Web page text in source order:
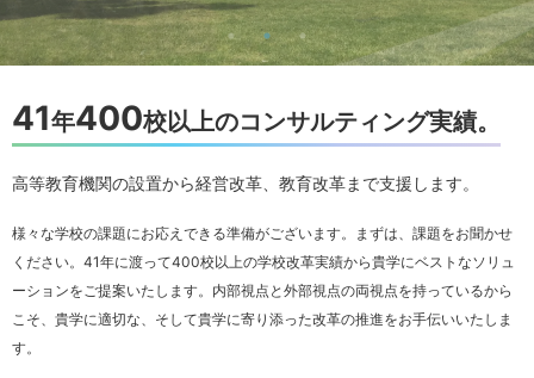
41年400校以上のコンサルティング実績。
高等教育機関の設置から経営改革、教育改革まで支援します。
様々な学校の課題にお応えできる準備がございます。まずは、課題をお聞かせ
ください。41年に渡って400校以上の学校改革実績から貴学にベストなソリュ
ーションをご提案いたします。内部視点と外部視点の両視点を持っているから
こそ、貴学に適切な、そして貴学に寄り添った改革の推進をお手伝いいたしま
す。